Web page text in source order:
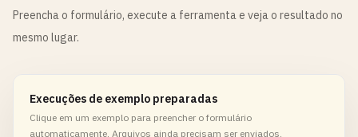
Preencha o formulário, execute a ferramenta e veja o resultado no
mesmo lugar.
Execuções de exemplo preparadas
Clique em um exemplo para preencher o formulário
automaticamente. Arquivos ainda precisam ser enviados.